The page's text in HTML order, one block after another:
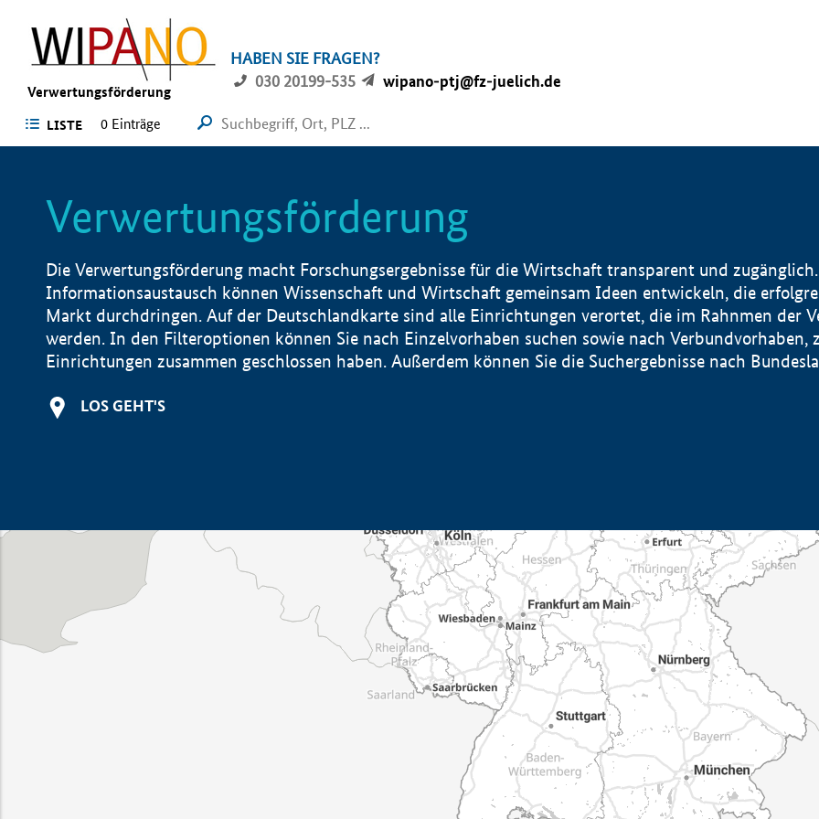
Verwertungsförderung
HABEN SIE FRAGEN?
030 20199-535
wipano-ptj@fz-juelich.de
LISTE 0 Einträge
Verwertungsförderung
Die Verwertungsförderung macht Forschungsergebnisse für die Wirtschaft transparent und
Informationsaustausch können Wissenschaft und Wirtschaft gemeinsam Ideen entwickeln, die
Markt durchdringen. Auf der Deutschlandkarte sind alle Einrichtungen verortet, die im Rahnmen der
werden. In den Filteroptionen können Sie nach Einzelvorhaben suchen sowie nach Verbundvorhaben,
Einrichtungen zusammen geschlossen haben. Außerdem können Sie die Suchergebnisse nach
LOS GEHT'S